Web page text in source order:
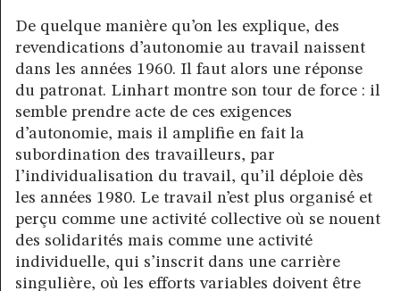
De quelque manière qu’on les explique, des
revendications d’autonomie au travail naissent
dans les années 1960. Il faut alors une réponse
du patronat. Linhart montre son tour de force : il
semble prendre acte de ces exigences
d’autonomie, mais il amplifie en fait la
subordination des travailleurs, par
l’individualisation du travail, qu’il déploie dès
les années 1980. Le travail n’est plus organisé et
perçu comme une activité collective où se nouent
des solidarités mais comme une activité
individuelle, qui s’inscrit dans une carrière
singulière, où les efforts variables doivent être